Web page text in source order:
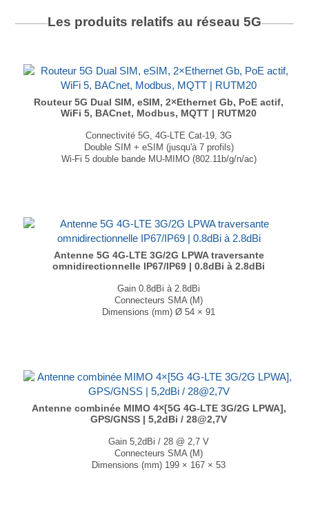
Les produits relatifs au réseau 5G
Routeur 5G Dual SIM, eSIM, 2×Ethernet Gb, PoE actif,
WiFi 5, BACnet, Modbus, MQTT | RUTM20
Connectivité 5G, 4G-LTE Cat-19, 3G
Double SIM + eSIM (jusqu'à 7 profils)
Wi-Fi 5 double bande MU-MIMO (802.11b/g/n/ac)
...
Antenne 5G 4G-LTE 3G/2G LPWA traversante
omnidirectionnelle IP67/IP69 | 0.8dBi à 2.8dBi
Gain 0.8dBi à 2.8dBi
Connecteurs SMA (M)
Dimensions (mm) Ø 54 × 91
Antenne combinée MIMO 4×[5G 4G-LTE 3G/2G LPWA],
GPS/GNSS | 5,2dBi / 28@2,7V
Gain 5,2dBi / 28 @ 2,7 V
Connecteurs SMA (M)
Dimensions (mm) 199 × 167 × 53